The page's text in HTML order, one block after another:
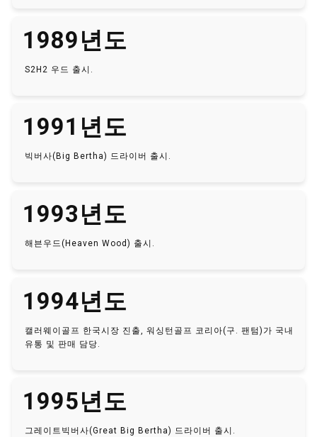
1989년도
S2H2 우드 출시.
1991년도
빅버사(Big Bertha) 드라이버 출시.
1993년도
해븐우드(Heaven Wood) 출시.
1994년도
캘러웨이골프 한국시장 진출, 워싱턴골프 코리아(구. 팬텀)가 국내
유통 및 판매 담당.
1995년도
그레이트빅버사(Great Big Bertha) 드라이버 출시.